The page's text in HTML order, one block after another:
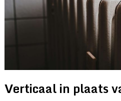
Verticaal in plaats